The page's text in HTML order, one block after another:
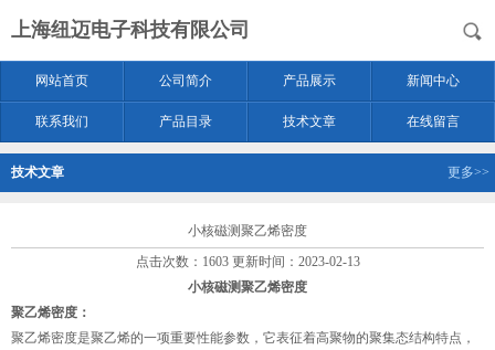
上海纽迈电子科技有限公司
网站首页 公司简介 产品展示 新闻中心
联系我们 产品目录 技术文章 在线留言
技术文章 更多>>
小核磁测聚乙烯密度
点击次数：1603 更新时间：2023-02-13
小核磁测聚乙烯密度
聚乙烯密度：
聚乙烯密度是聚乙烯的一项重要性能参数，它表征着高聚物的聚集态结构特点，